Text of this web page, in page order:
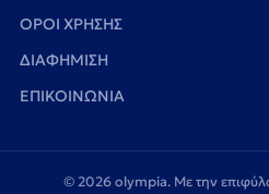
ΟΡΟΙ ΧΡΗΣΗΣ
ΔΙΑΦΗΜΙΣΗ
ΕΠΙΚΟΙΝΩΝΙΑ
© 2026 olympia. Με την